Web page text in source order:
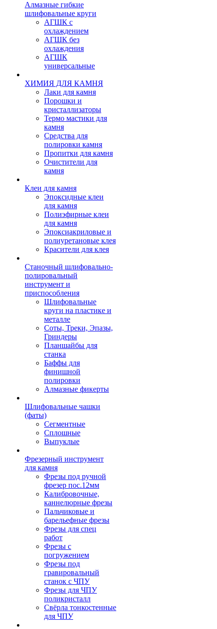
Алмазные гибкие
шлифовальные круги
АГШК с
охлаждением
АГШК без
охлаждения
АГШК
универсальные
ХИМИЯ ДЛЯ КАМНЯ
Лаки для камня
Порошки и
кристаллизаторы
Термо мастики для
камня
Средства для
полировки камня
Пропитки для камня
Очистители для
камня
Клеи для камня
Эпоксидные клеи
для камня
Полиэфирные клеи
для камня
Эпоксиакриловые и
полиуретановые клея
Красители для клея
Станочный шлифовально-
полировальный
инструмент и
приспособления
Шлифовальные
круги на пластике и
металле
Соты, Треки, Эпазы,
Гриндеры
Планшайбы для
станка
Баффы для
финишной
полировки
Алмазные фикерты
Шлифовальные чашки
(фаты)
Сегментные
Сплошные
Выпуклые
Фрезерный инструмент
для камня
Фрезы под ручной
фрезер пос.12мм
Калибровочные,
каннелюрные фрезы
Пальчиковые и
барельефные фрезы
Фрезы для спец
работ
Фрезы с
погружением
Фрезы под
гравировальный
станок с ЧПУ
Фрезы для ЧПУ
поликристалл
Свёрла тонкостенные
для ЧПУ